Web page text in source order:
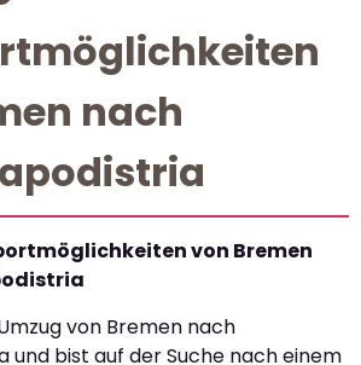
nach
von Bremen
von Bremen nach
und bist auf der Suche nach einem